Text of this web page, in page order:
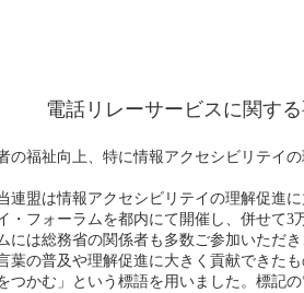
電話リレーサービスに関す
福祉向上、特に情報アクセシビリテイ
盟は情報アクセシビリテイの理解促進に
・フォーラムを都内にて開催し、併せて3
には総務省の関係者も多数ご参加いただ
葉の普及や理解促進に大きく貢献できた
つかむ」という標語を用いました。標記